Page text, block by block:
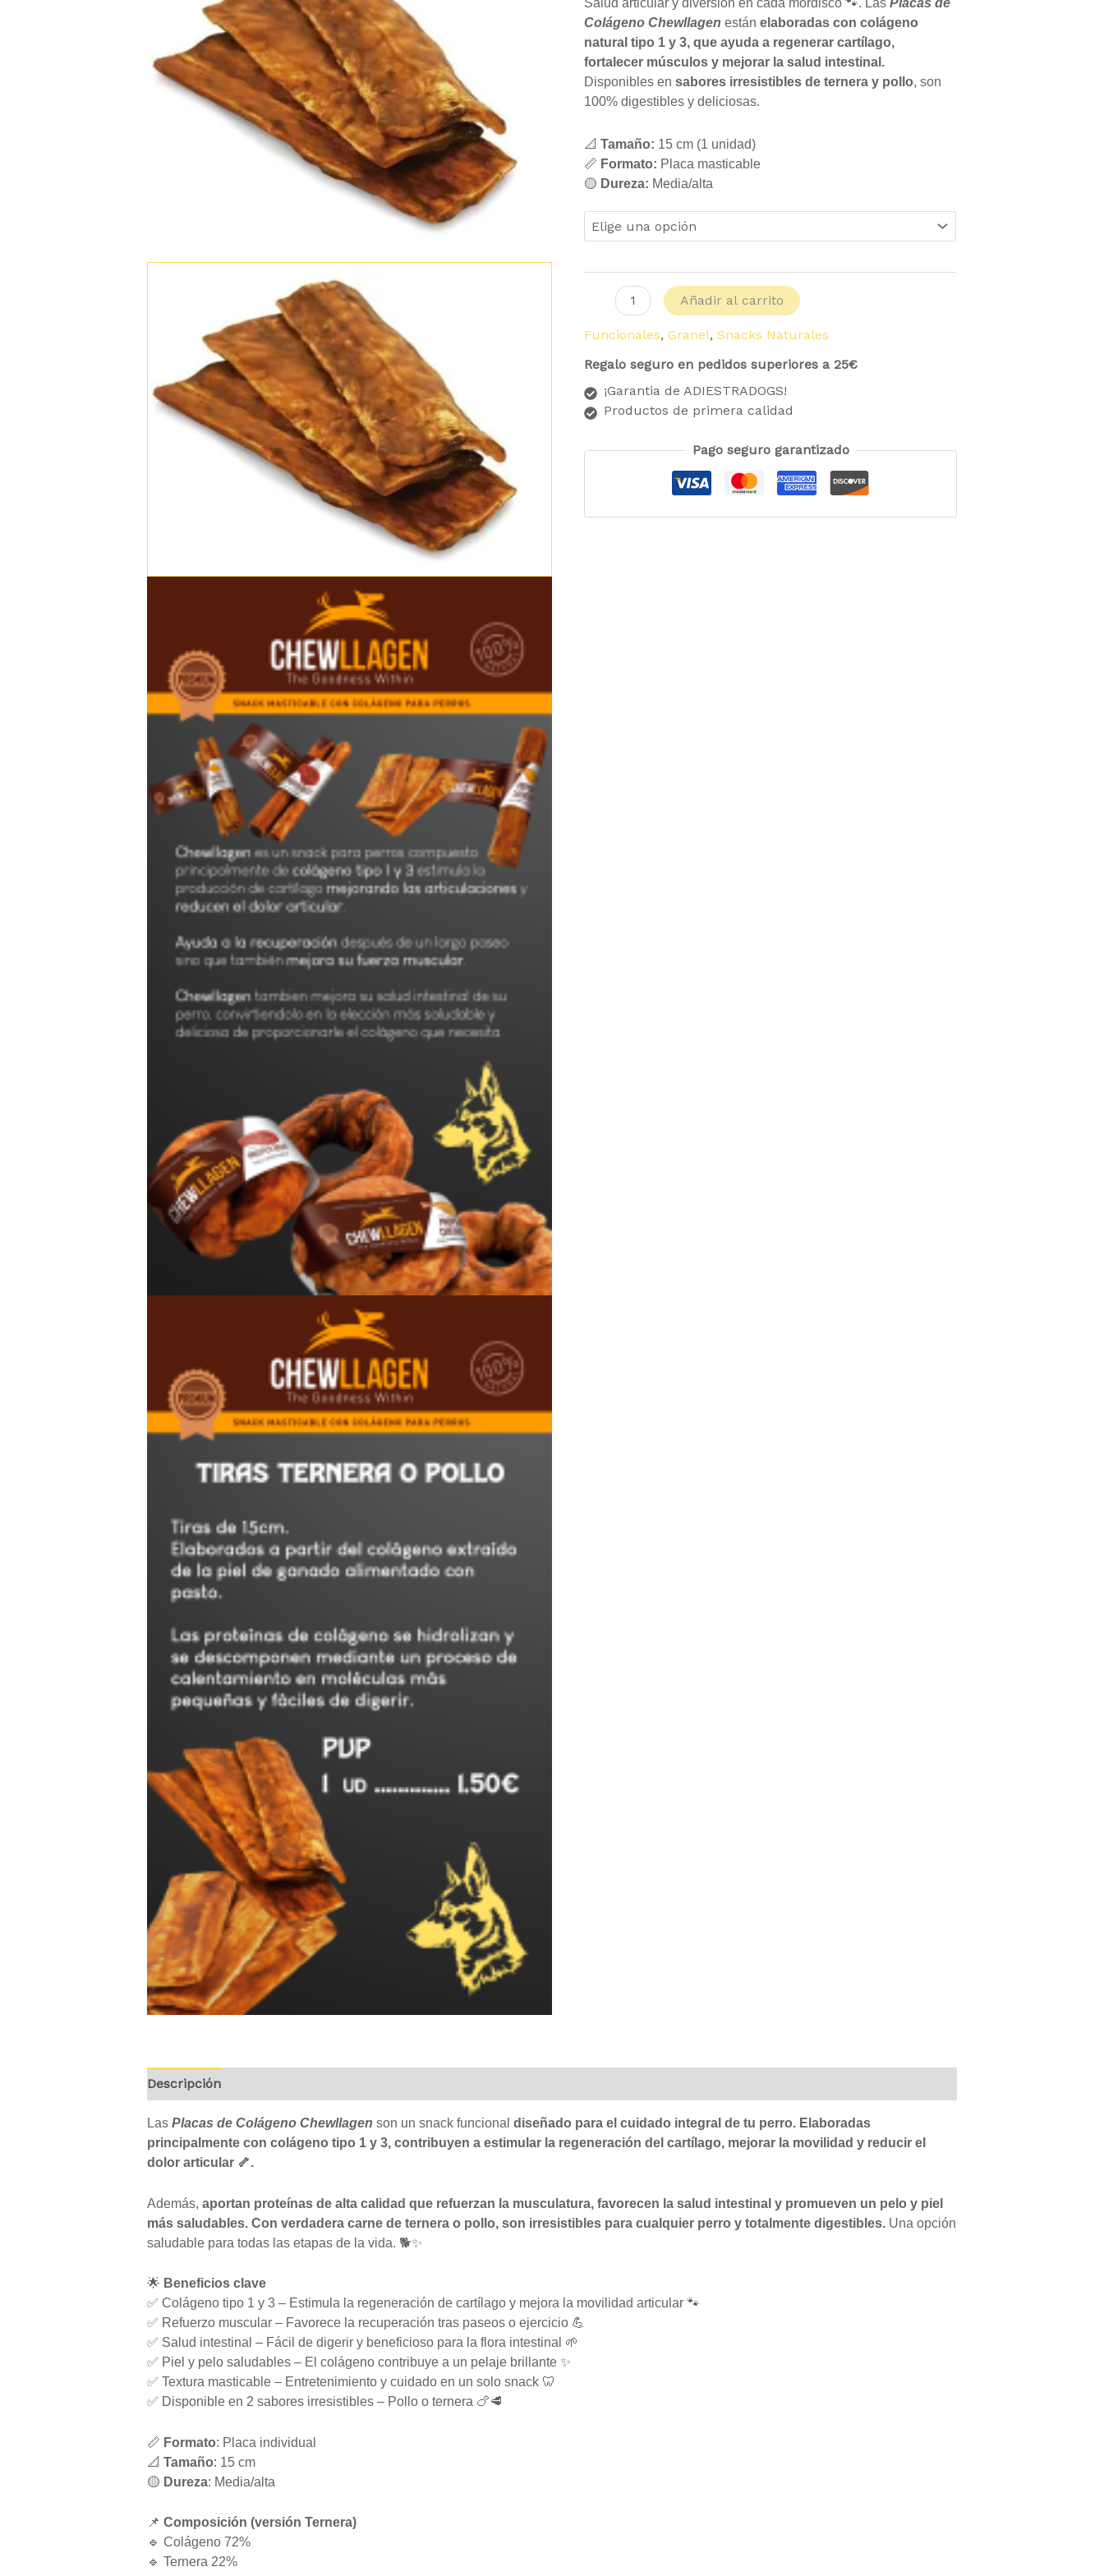
Salud articular y diversión en cada mordisco 🐾. Las Placas de
Colágeno Chewllagen estánelaboradas con colágeno
natural tipo 1 y 3, que ayuda a regenerar cartílago,
fortalecer músculos y mejorar la salud intestinal.
Disponibles en sabores irresistibles de ternera y pollo, son
100% digestibles y deliciosas.
📐 Tamaño: 15 cm (1 unidad)
📏 Formato: Placa masticable
🟡 Dureza: Media/alta
cantidad
Añadir al carrito
Funcionales,Granel,Snacks Naturales
Regalo seguro en pedidos superiores a 25€
¡Garantia de ADIESTRADOGS!
Productos de primera calidad
Pago seguro garantizado
Descripción
Las Placas de Colágeno Chewllagen son un snack funcional diseñado para el cuidado integral de tu perro. Elaboradas
principalmente con colágeno tipo 1 y 3, contribuyen a estimular la regeneración del cartílago, mejorar la movilidad y reducir el
dolor articular 🦴.
Además, aportan proteínas de alta calidad que refuerzan la musculatura, favorecen la salud intestinal y promueven un pelo y piel
más saludables. Con verdadera carne de ternera o pollo, son irresistibles para cualquier perro y totalmente digestibles.Una opción
saludable para todas las etapas de la vida. 🐕✨
🌟 Beneficios clave
✅ Colágeno tipo 1 y 3 – Estimula la regeneración de cartílago y mejora la movilidad articular 🐾
✅ Refuerzo muscular – Favorece la recuperación tras paseos o ejercicio 💪
✅ Salud intestinal – Fácil de digerir y beneficioso para la flora intestinal 🌱
✅ Piel y pelo saludables – El colágeno contribuye a un pelaje brillante ✨
✅ Textura masticable – Entretenimiento y cuidado en un solo snack 🦷
✅ Disponible en 2 sabores irresistibles – Pollo o ternera 🍗🥩
📏 Formato: Placa individual
📐 Tamaño: 15 cm
🟡 Dureza: Media/alta
📌 Composición (versión Ternera)
🔹 Colágeno 72%
🔹 Ternera 22%